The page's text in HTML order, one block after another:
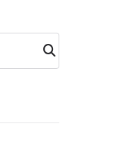
Szuk
aj